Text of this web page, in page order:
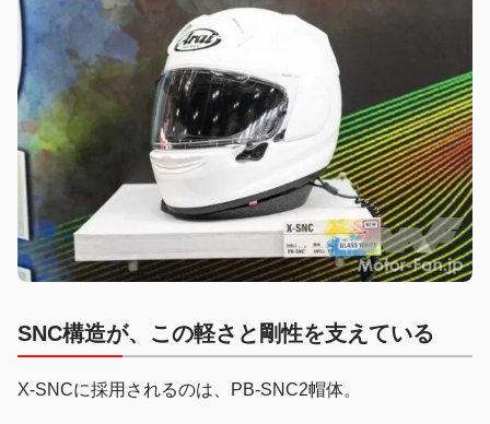
SNC構造が、この軽さと剛性を支えている
X-SNCに採用されるのは、PB-SNC2帽体。